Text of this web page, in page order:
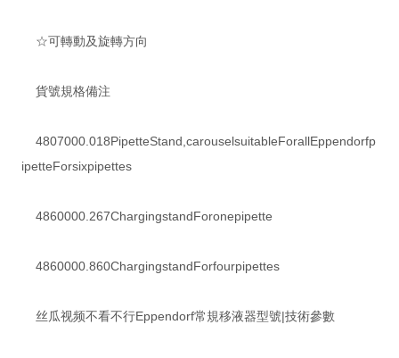
☆可轉動及旋轉方向
貨號規格備注
4807000.018PipetteStand,carouselsuitableForallEppendorfp
ipetteForsixpipettes
4860000.267ChargingstandForonepipette
4860000.860ChargingstandForfourpipettes
丝瓜视频不看不行Eppendorf常規移液器型號|技術參數